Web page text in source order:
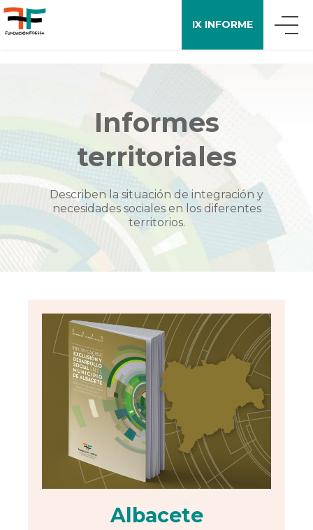
IX INFORME
BUSCADOR
APOYO A LA INVESTIGACIÓN
ENCUESTA FOESSA
PUBLICACIONES
IX INFORME
Informes
territoriales
Describen la situación de integración y
necesidades sociales en los diferentes
territorios.
Albacete